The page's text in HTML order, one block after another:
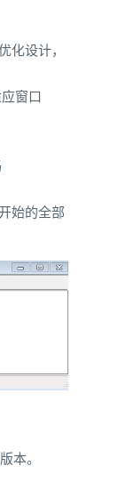
化设计，
窗口
始的全部
本。